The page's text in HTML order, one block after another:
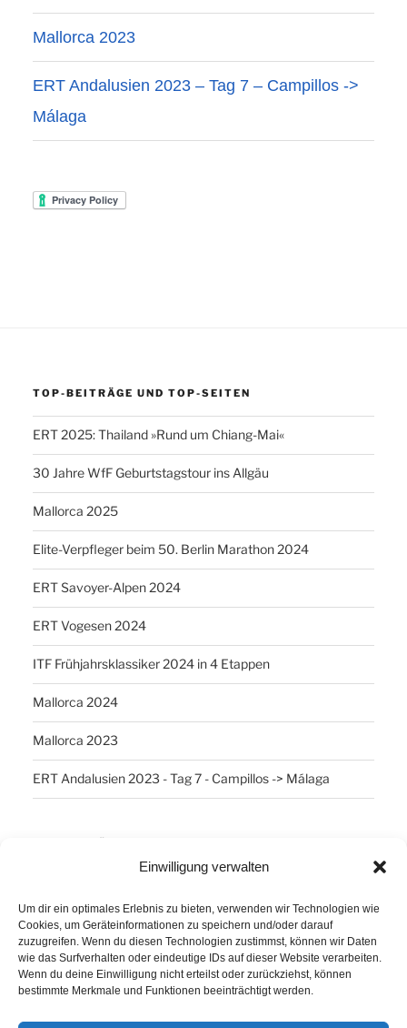
Einwilligung verwalten
Um dir ein optimales Erlebnis zu bieten, verwenden wir Technologien wie
Cookies, um Geräteinformationen zu speichern und/oder darauf
zuzugreifen. Wenn du diesen Technologien zustimmst, können wir Daten
wie das Surfverhalten oder eindeutige IDs auf dieser Website verarbeiten.
Wenn du deine Einwilligung nicht erteilst oder zurückziehst, können
bestimmte Merkmale und Funktionen beeinträchtigt werden.
Mallorca 2023
ERT Andalusien 2023 – Tag 7 – Campillos ->
Málaga
TOP-BEITRÄGE UND TOP-SEITEN
ERT 2025: Thailand »Rund um Chiang-Mai«
30 Jahre WfF Geburtstagstour ins Allgäu
Mallorca 2025
Elite-Verpfleger beim 50. Berlin Marathon 2024
ERT Savoyer-Alpen 2024
ERT Vogesen 2024
ITF Frühjahrsklassiker 2024 in 4 Etappen
Mallorca 2024
Mallorca 2023
ERT Andalusien 2023 - Tag 7 - Campillos -> Málaga
Havanna Kuba Laufen Los Angeles
Minusgrade PowerBar Produkte Ruhlsdorf
Tiri